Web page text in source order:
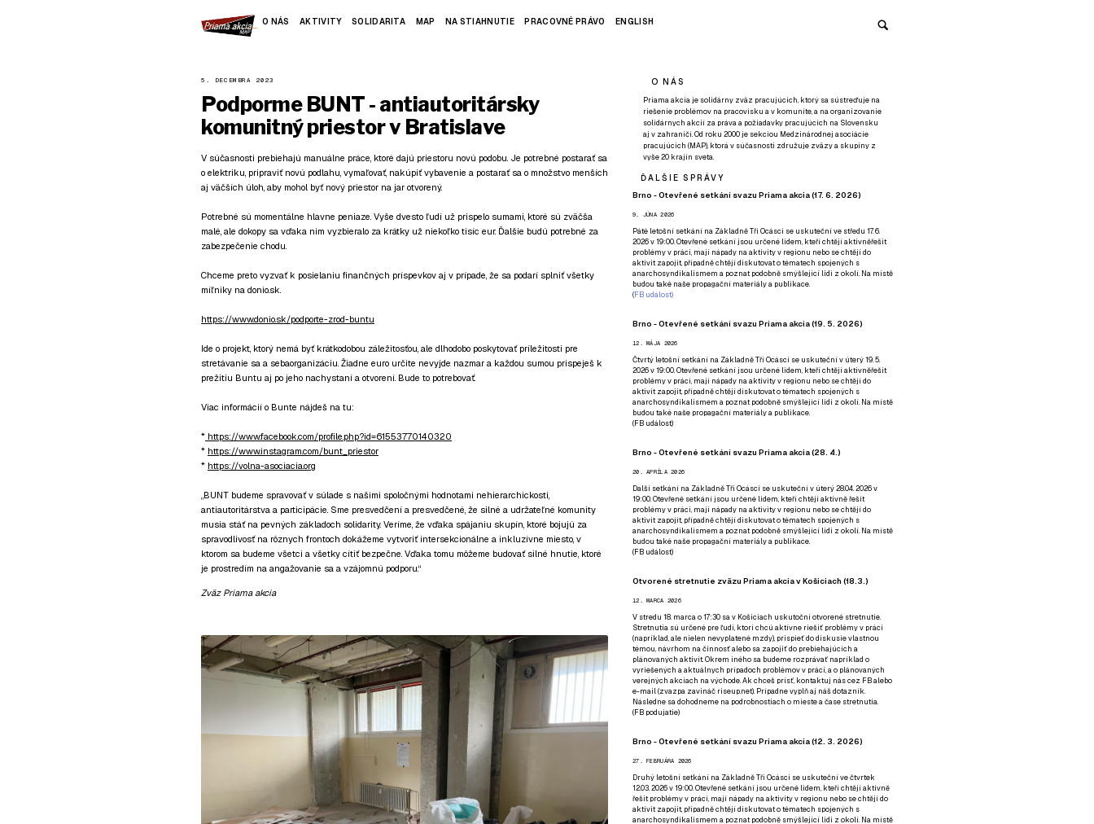
O NÁS AKTIVITY SOLIDARITA MAP NA STIAHNUTIE PRACOVNÉ PRÁVO ENGLISH
5. DECEMBRA 2023
Podporme BUNT - antiautoritársky
komunitný priestor v Bratislave
V súčasnosti prebiehajú manuálne práce, ktoré dajú priestoru novú podobu. Je potrebné postarať sa
o elektriku, pripraviť novú podlahu, vymaľovať, nakúpiť vybavenie a postarať sa o množstvo menších
aj väčších úloh, aby mohol byť nový priestor na jar otvorený.
Potrebné sú momentálne hlavne peniaze. Vyše dvesto ľudí už prispelo sumami, ktoré sú zväčša
malé, ale dokopy sa vďaka nim vyzbieralo za krátky už niekoľko tisíc eur. Ďalšie budú potrebné za
zabezpečenie chodu.
Chceme preto vyzvať k posielaniu finančných príspevkov aj v prípade, že sa podarí splniť všetky
míľniky na donio.sk.
https://www.donio.sk/podporte-zrod-buntu
Ide o projekt, ktorý nemá byť krátkodobou záležitosťou, ale dlhodobo poskytovať príležitosti pre
stretávanie sa a sebaorganizáciu. Žiadne euro určite nevyjde nazmar a každou sumou prispeješ k
prežitiu Buntu aj po jeho nachystaní a otvorení. Bude to potrebovať.
Viac informácií o Bunte nájdeš na tu:
* https://www.facebook.com/profile.php?id=61553770140320
* https://www.instagram.com/bunt_priestor
* https://volna-asociacia.org
„BUNT budeme spravovať v súlade s našimi spoločnými hodnotami nehierarchickosti,
antiautoritárstva a participácie. Sme presvedčení a presvedčené, že silné a udržateľné komunity
musia stáť na pevných základoch solidarity. Veríme, že vďaka spájaniu skupín, ktoré bojujú za
spravodlivosť na rôznych frontoch dokážeme vytvoriť intersekcionálne a inkluzívne miesto, v
ktorom sa budeme všetci a všetky cítiť bezpečne. Vďaka tomu môžeme budovať silné hnutie, ktoré
je prostredím na angažovanie sa a vzájomnú podporu.“
Zväz Priama akcia
O NÁS
Priama akcia je solidárny zväz pracujúcich, ktorý sa sústreďuje na
riešenie problémov na pracovisku a v komunite, a na organizovanie
solidárnych akcií za práva a požiadavky pracujúcich na Slovensku
aj v zahraničí. Od roku 2000 je sekciou Medzinárodnej asociácie
pracujúcich (MAP), ktorá v súčasnosti združuje zväzy a skupiny z
vyše 20 krajín sveta.
ĎALŠIE SPRÁVY
Brno - Otevřené setkání svazu Priama akcia (17. 6. 2026)
9. JÚNA 2026
Páté letošní setkání na Základně Tři Ocásci se uskuteční ve středu 17. 6.
2026 v 19:00. Otevřené setkání jsou určené lidem, kteří chtějí aktivněřešit
problémy v práci, mají nápady na aktivity v regionu nebo se chtějí do
aktivit zapojit, případně chtějí diskutovat o tématech spojených s
anarchosyndikalismem a poznat podobně smýšlející lidi z okolí. Na místě
budou také naše propagační materiály a publikace.
(FB událost)
Brno - Otevřené setkání svazu Priama akcia (19. 5. 2026)
12. MÁJA 2026
Čtvrtý letošní setkání na Základně Tři Ocásci se uskuteční v úterý 19. 5.
2026 v 19:00. Otevřené setkání jsou určené lidem, kteří chtějí aktivněřešit
problémy v práci, mají nápady na aktivity v regionu nebo se chtějí do
aktivit zapojit, případně chtějí diskutovat o tématech spojených s
anarchosyndikalismem a poznat podobně smýšlející lidi z okolí. Na místě
budou také naše propagační materiály a publikace.
(FB událost)
Brno - Otevřené setkání svazu Priama akcia (28. 4.)
20. APRÍLA 2026
Další setkání na Základně Tři Ocásci se uskuteční v úterý 28.04. 2026 v
19:00. Otevřené setkání jsou určené lidem, kteří chtějí aktivně řešit
problémy v práci, mají nápady na aktivity v regionu nebo se chtějí do
aktivit zapojit, případně chtějí diskutovat o tématech spojených s
anarchosyndikalismem a poznat podobně smýšlející lidi z okolí. Na místě
budou také naše propagační materiály a publikace.
(FB událost)
Otvorené stretnutie zväzu Priama akcia v Košiciach (18.3.)
12. MARCA 2026
V stredu 18. marca o 17:30 sa v Košiciach uskutoční otvorené stretnutie.
Stretnutia sú určené pre ľudí, ktorí chcú aktívne riešiť problémy v práci
(napríklad, ale nielen nevyplatené mzdy), prispieť do diskusie vlastnou
témou, návrhom na činnosť alebo sa zapojiť do prebiehajúcich a
plánovaných aktivít. Okrem iného sa budeme rozprávať napríklad o
vyriešených a aktuálnych prípadoch problémov v práci, a o plánovaných
verejných akciach na východe. Ak chceš prísť, kontaktuj nás cez FBalebo
e-mail (zvazpa zavináč riseup.net). Prípadnevyplň aj náš dotazník.
Následne sa dohodneme na podrobnostiach o mieste a čase stretnutia.
(FB podujatie)
Brno - Otevřené setkání svazu Priama akcia (12. 3. 2026)
27. FEBRUÁRA 2026
Druhý letošní setkání na Základně Tři Ocásci se uskuteční ve čtvrtek
12.03. 2026 v 19:00. Otevřené setkání jsou určené lidem, kteří chtějí aktivně
řešit problémy v práci, mají nápady na aktivity v regionu nebo se chtějí do
aktivit zapojit, případně chtějí diskutovat o tématech spojených s
anarchosyndikalismem a poznat podobně smýšlející lidi z okolí. Na místě